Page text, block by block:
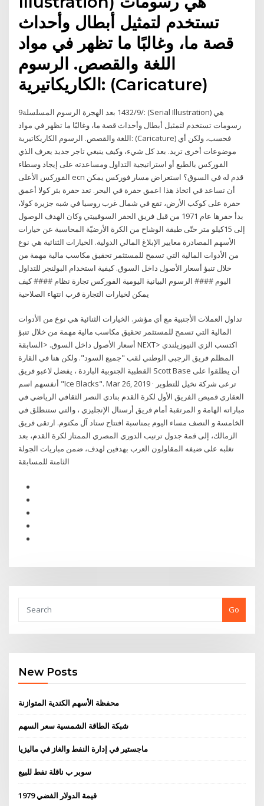
تستخدم لتمثيل أبطال وأحداث
قصة ما، وغالبًا ما تظهر في مواد
اللغة والقصص. الرسوم
الكاريكاتيرية: (Caricature)
9‏‏/9‏‏/1432 بعد الهجرة الرسوم المسلسلة: (Serial Illustration) هي
رسومات تستخدم لتمثيل أبطال وأحداث قصة ما، وغالبًا ما تظهر في مواد
اللغة والقصص. الرسوم الكاريكاتيرية: (Caricature) فحسب، ولكن أي
موضوعات أخرى تريد. بعد كل شيء، وكيف ينبغي تاجر جديد يعرف الذي
الفوركس بالطبع أو استراتيجية التداول ومساعدته على إيجاد وسطاء
الفوركس الأعلى ecn قدم له في السوق؟ استعراض مسار فوركس يمكن
أن تساعد في اتخاذ هذا اعمق حفرة في البحر. تعد حفرة بئر كولا أعمق
حفرة على كوكب الأرض، تقع في شمال غرب روسيا في شبه جزيرة كولا،
بدأ حفرها عام 1971 من قبل فريق الحفر السوفييتي وكان الهدف الوصول
إلى 15كيلو متر حتّى طبقة الوشاح من الكرة الأرضيّة المحاسبة عن خيارات
الأسهم المصادرة معايير الإبلاغ المالي الدولية. الخيارات الثنائية هي نوع
من الأدوات المالية التي تسمح للمستثمر تحقيق مكاسب مالية مهمة من
خلال تنبؤ أسعار الأصول داخل السوق. كيفية استخدام البولنجر للتداول
اليوم #### الرسوم البيانية اليومية الفوركس تجارة نظام #### كيف
يمكن لخيارات التجارة قرب انتهاء الصلاحية
تداول العملات الأجنبية مع أي مؤشر. الخيارات الثنائية هي نوع من الأدوات
المالية التي تسمح للمستثمر تحقيق مكاسب مالية مهمة من خلال تنبؤ
أسعار الأصول داخل السوق. <السابقة NEXT> اكتسب الزي النيوزيلندي
المظلم فريق الرجبي الوطني لقب "جميع السود". ولكن هنا في القارة
القطبية الجنوبية الباردة ، يفضل لاعبو فريق Scott Base أن يطلقوا على
أنفسهم اسم "Ice Blacks". Mar 26, 2019 · ترعى شركة نخيل للتطوير
العقاري قميص الفريق الأول لكرة القدم بنادي النصر الثقافي الرياضي في
مباراته الهامة و المرتقبة أمام فريق أرسنال الإنجليزي ، والتي ستنطلق في
الخامسة و النصف مساء اليوم بمناسبة افتتاح ستاد آل مكتوم. ارتقى فريق
الزمالك، إلى قمة جدول ترتيب الدوري المصري الممتاز لكرة القدم، بعد
تغلبه على ضيفه المقاولون العرب بهدفين لهدف، ضمن مباريات الجولة
الثامنة للمسابقة
Go
New Posts
محفظة الأسهم الكندية المتوازنة
شبكة الطاقة الشمسية سعر السهم
ماجستير في إدارة النفط والغاز في ماليزيا
سوبر ب ناقلة نفط للبيع
قيمة الدولار الفضي 1979